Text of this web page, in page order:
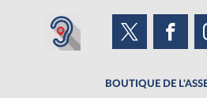
BOUTIQUE DE